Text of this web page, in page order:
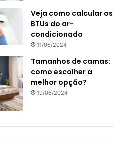
Veja como calcular os
BTUs do ar-
condicionado
11/06/2024
Tamanhos de camas:
como escolher a
melhor opção?
19/06/2024